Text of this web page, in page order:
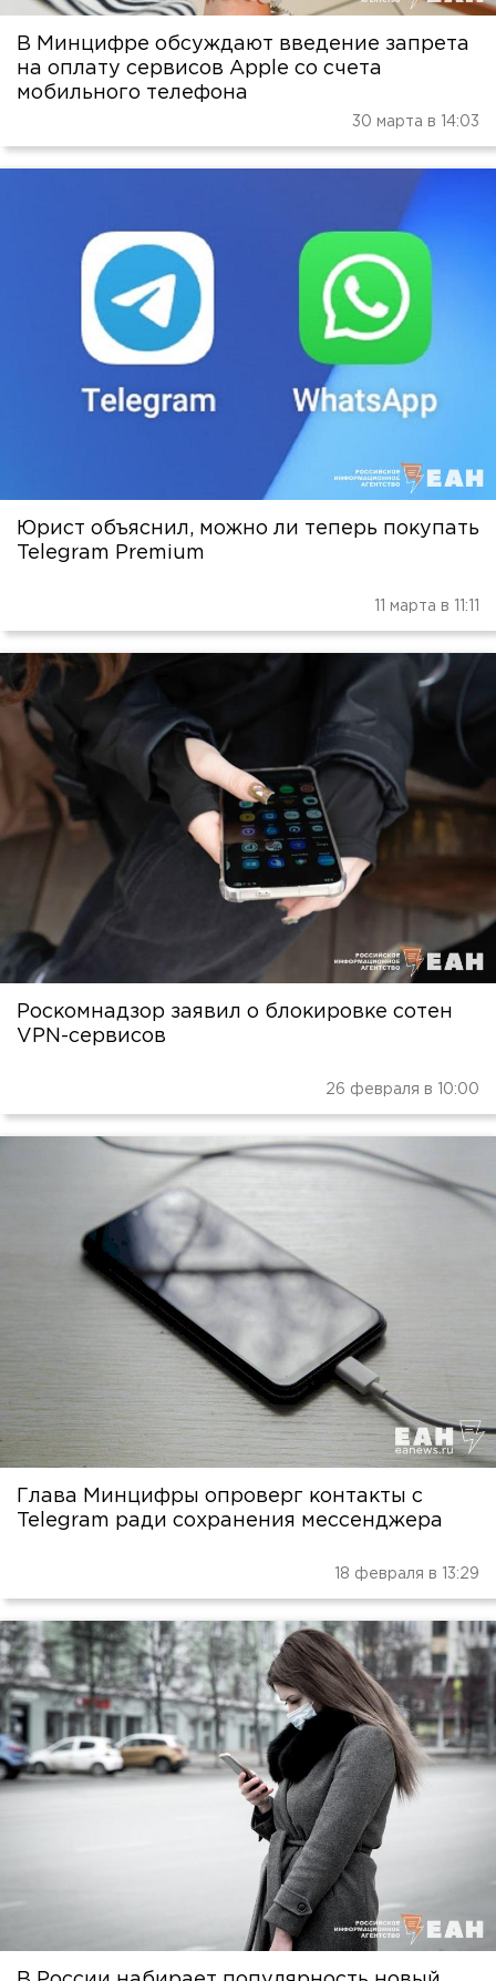
В Минцифре обсуждают введение запрета
на оплату сервисов Apple со счета
мобильного телефона
30 марта в 14:03
Юрист объяснил, можно ли теперь покупать
Telegram Premium
11 марта в 11:11
Роскомнадзор заявил о блокировке сотен
VPN-сервисов
26 февраля в 10:00
Глава Минцифры опроверг контакты с
Telegram ради сохранения мессенджера
18 февраля в 13:29